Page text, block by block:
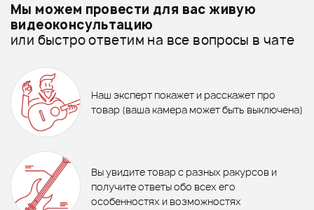
ТРЕНАЖЕР GUITTO GFE-01
Ожидается
КАПОДАСТР STAGG SCPX-CU
CR
7% ХИТ
29 990 ₽
Гитарный комбо BUGERA AC60
В корзину
WH
Товары из видео
Отзывы
Комбики для акустических гитар - дешевле
Комбики для акустических гитар - дороже
Комбики для акустических гитар - новинки
Мы можем провести для вас живую
видеоконсультацию
или быстро ответим на все вопросы в чате
Наш эксперт покажет и расскажет про
товар (ваша камера может быть выключена)
Вы увидите товар с разных ракурсов и
получите ответы обо всех его
особенностях и возможностях